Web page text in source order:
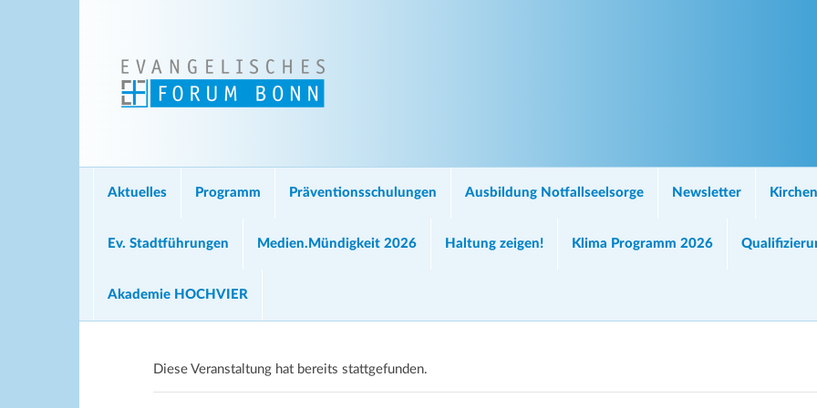
Aktuelles Programm Präventionsschulungen Ausbildung Notfallseelsorge Newsletter
Ev. Stadtführungen Medien.Mündigkeit 2026 Haltung zeigen! Klima Programm 2026
Akademie HOCHVIER
Diese Veranstaltung hat bereits stattgefunden.